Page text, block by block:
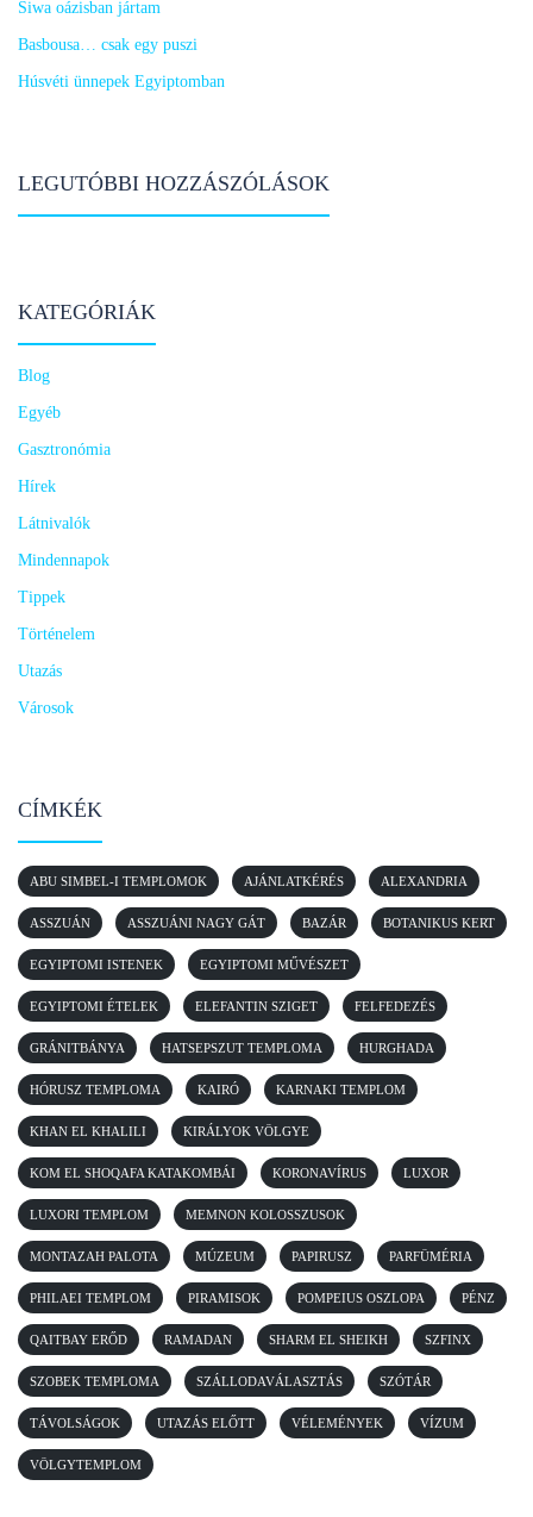
Siwa oázisban jártam
Basbousa… csak egy puszi
Húsvéti ünnepek Egyiptomban
LEGUTÓBBI HOZZÁSZÓLÁSOK
KATEGÓRIÁK
Blog
Egyéb
Gasztronómia
Hírek
Látnivalók
Mindennapok
Tippek
Történelem
Utazás
Városok
CÍMKÉK
ABU SIMBEL-I TEMPLOMOK AJÁNLATKÉRÉS ALEXANDRIA
ASSZUÁN ASSZUÁNI NAGY GÁT BAZÁR BOTANIKUS KERT
EGYIPTOMI ISTENEK EGYIPTOMI MŰVÉSZET
EGYIPTOMI ÉTELEK ELEFANTIN SZIGET FELFEDEZÉS
GRÁNITBÁNYA HATSEPSZUT TEMPLOMA HURGHADA
HÓRUSZ TEMPLOMA KAIRÓ KARNAKI TEMPLOM
KHAN EL KHALILI KIRÁLYOK VÖLGYE
KOM EL SHOQAFA KATAKOMBÁI KORONAVÍRUS LUXOR
LUXORI TEMPLOM MEMNON KOLOSSZUSOK
MONTAZAH PALOTA MÚZEUM PAPIRUSZ PARFÜMÉRIA
PHILAEI TEMPLOM PIRAMISOK POMPEIUS OSZLOPA PÉNZ
QAITBAY ERŐD RAMADAN SHARM EL SHEIKH SZFINX
SZOBEK TEMPLOMA SZÁLLODAVÁLASZTÁS SZÓTÁR
TÁVOLSÁGOK UTAZÁS ELŐTT VÉLEMÉNYEK VÍZUM
VÖLGYTEMPLOM